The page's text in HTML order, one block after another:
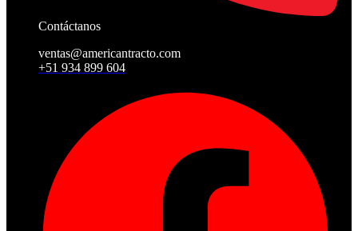
Contáctanos
ventas@americantracto.com
+51 934 899 604